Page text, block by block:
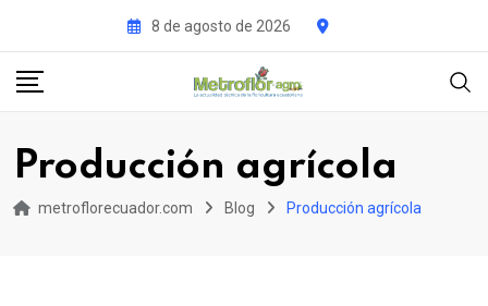
content
8 de agosto de 2026
Producción agrícola
metroflorecuador.com Blog Producción agrícola